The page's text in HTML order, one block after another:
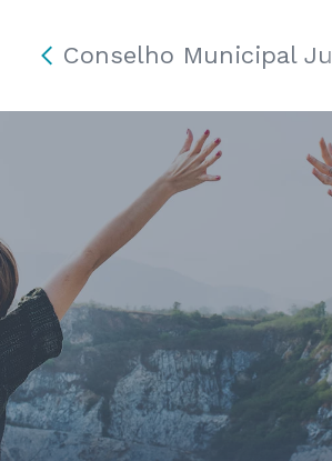
Conselho Municipal